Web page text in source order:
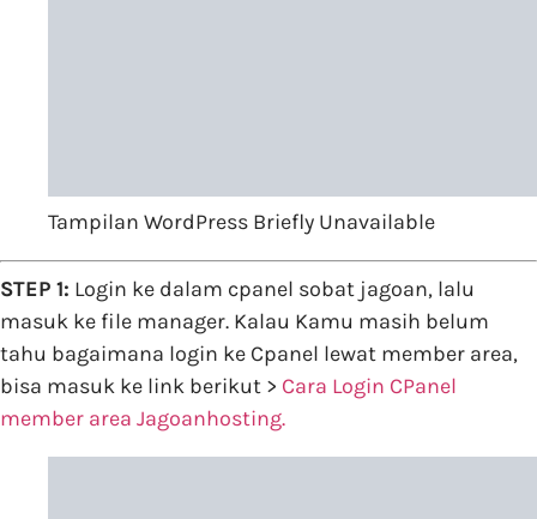
Tampilan WordPress Briefly Unavailable
STEP 1: Login ke dalam cpanel sobat jagoan, lalu
masuk ke file manager. Kalau Kamu masih belum
tahu bagaimana login ke Cpanel lewat member area,
bisa masuk ke link berikut > Cara Login CPanel
member area Jagoanhosting.